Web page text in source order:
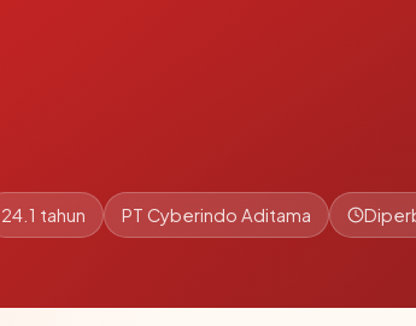
24.1 tahun PT Cyberindo Aditama